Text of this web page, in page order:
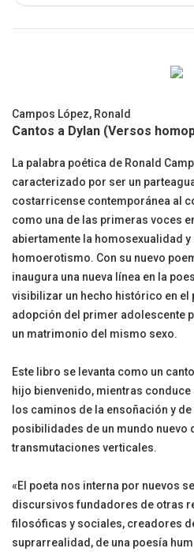
Campos López, Ronald
Cantos a Dylan (Versos
La palabra poética de Ronald
caracterizado por ser un
costarricense contemporánea al
como una de las primeras voces
abiertamente la homosexualidad y
homoerotismo. Con su nuevo
inaugura una nueva línea en la
visibilizar un hecho histórico en el
adopción del primer adolescente
un matrimonio del mismo sexo.
Este libro se levanta como un canto
hijo bienvenido, mientras
los caminos de la ensoñación y de
posibilidades de un mundo nuevo
transmutaciones verticales.
«El poeta nos interna por nuevos
discursivos fundadores de otras
filosóficas y sociales, creadores
suprarrealidad, de una poesía